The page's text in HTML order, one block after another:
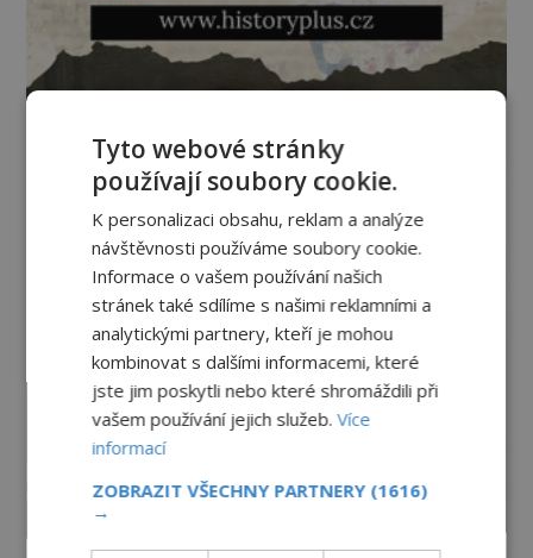
Tyto webové stránky
používají soubory cookie.
K personalizaci obsahu, reklam a analýze
návštěvnosti používáme soubory cookie.
Informace o vašem používání našich
stránek také sdílíme s našimi reklamními a
analytickými partnery, kteří je mohou
kombinovat s dalšími informacemi, které
jste jim poskytli nebo které shromáždili při
vašem používání jejich služeb.Více
informací
ZOBRAZIT VŠECHNY PARTNERY (1616)
→